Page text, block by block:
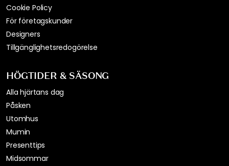
Cookie Policy
För företagskunder
Designers
Tillgänglighetsredogörelse
HÖGTIDER & SÄSONG
Alla hjärtans dag
Påsken
Utomhus
Mumin
Presenttips
Midsommar